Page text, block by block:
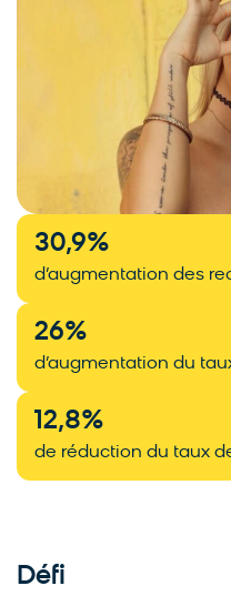
30,9%
d’augmentation des
26%
d’augmentation du
12,8%
de réduction du taux
Défi